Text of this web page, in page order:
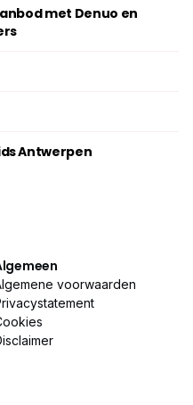
met Denuo en
Antwerpen
voorwaarden